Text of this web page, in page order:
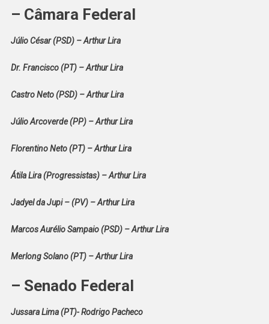
– Câmara Federal
Júlio César (PSD) – Arthur Lira
Dr. Francisco (PT) – Arthur Lira
Castro Neto (PSD) – Arthur Lira
Júlio Arcoverde (PP) – Arthur Lira
Florentino Neto (PT) – Arthur Lira
Átila Lira (Progressistas) – Arthur Lira
Jadyel da Jupi – (PV) – Arthur Lira
Marcos Aurélio Sampaio (PSD) – Arthur Lira
Merlong Solano (PT) – Arthur Lira
– Senado Federal
Jussara Lima (PT)- Rodrigo Pacheco